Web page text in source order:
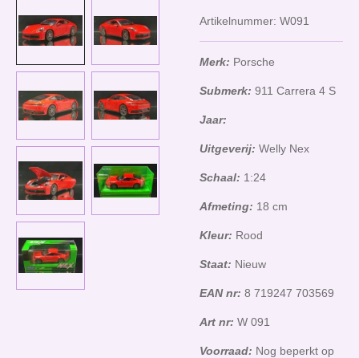
Artikelnummer: W091
Merk: Porsche
Submerk: 911 Carrera 4 S
Jaar:
Uitgeverij: Welly Nex
Schaal: 1:24
Afmeting: 18 cm
Kleur: Rood
Staat: Nieuw
EAN nr: 8 719247 703569
Art nr: W 091
Voorraad: Nog beperkt op